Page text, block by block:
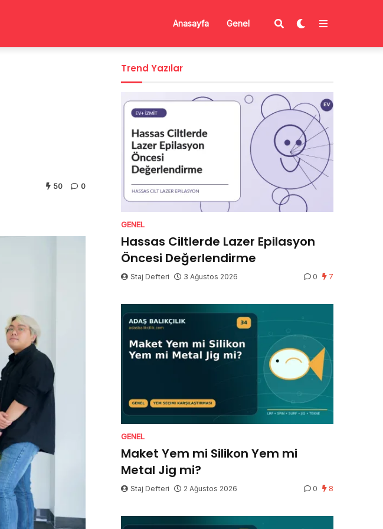
Anasayfa Genel
50 0
Trend Yazılar
GENEL
Hassas Ciltlerde Lazer Epilasyon
Öncesi Değerlendirme
Staj Defteri 3 Ağustos 2026 0 7
GENEL
Maket Yem mi Silikon Yem mi
Metal Jig mi?
Staj Defteri 2 Ağustos 2026 0 8